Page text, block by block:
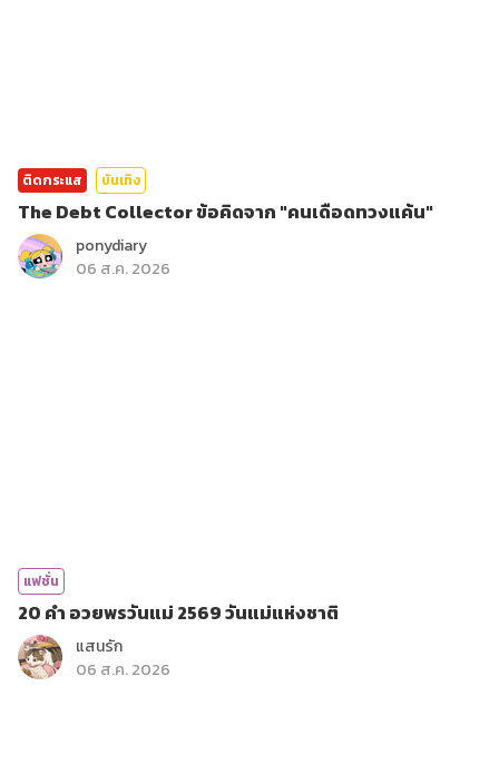
ติดกระแส บันเทิง
The Debt Collector ข้อคิดจาก "คนเดือดทวงแค้น"
ponydiary
06 ส.ค. 2026
แฟชั่น
20 คำ อวยพรวันแม่ 2569 วันแม่แห่งชาติ
แสนรัก
06 ส.ค. 2026